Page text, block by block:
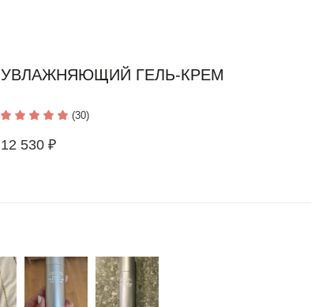
УВЛАЖНЯЮЩИЙ ГЕЛЬ-КРЕМ
(30)
12 530 ₽